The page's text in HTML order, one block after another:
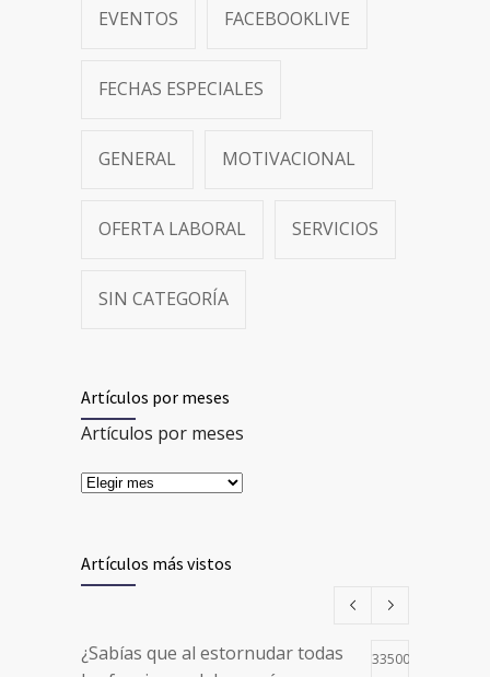
EVENTOS FACEBOOKLIVE
FECHAS ESPECIALES
GENERAL MOTIVACIONAL
OFERTA LABORAL SERVICIOS
SIN CATEGORÍA
Artículos por meses
Artículos por meses
Artículos más vistos
¿Sabías que al estornudar todas
33500